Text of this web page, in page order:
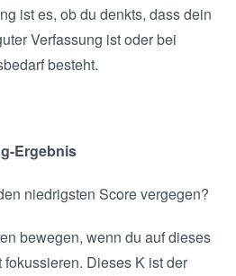
ist es, ob du denkts, dass dein
Verfassung ist oder bei
besteht.
Ergebnis
niedrigsten Score vergegen?
bewegen, wenn du auf dieses
Dieses K ist der